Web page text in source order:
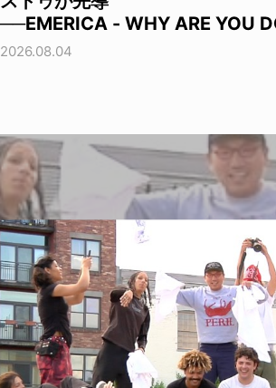
──EMERICA - WHY ARE YOU
2026.08.04